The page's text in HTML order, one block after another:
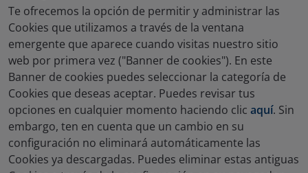
Te ofrecemos la opción de permitir y administrar las
Cookies que utilizamos a través de la ventana
emergente que aparece cuando visitas nuestro sitio
web por primera vez ("Banner de cookies"). En este
Banner de cookies puedes seleccionar la categoría de
Cookies que deseas aceptar. Puedes revisar tus
opciones en cualquier momento haciendo clic aquí. Sin
embargo, ten en cuenta que un cambio en su
configuración no eliminará automáticamente las
Cookies ya descargadas. Puedes eliminar estas antiguas